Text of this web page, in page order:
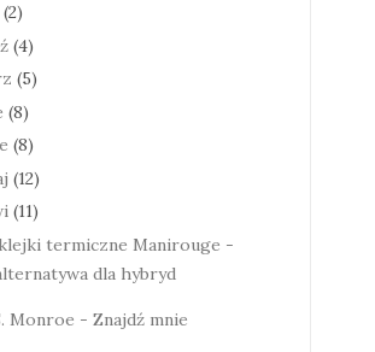
(2)
(4)
(5)
(8)
(8)
(12)
(11)
termiczne Manirouge -
dla hybryd
Monroe - Znajdź mnie